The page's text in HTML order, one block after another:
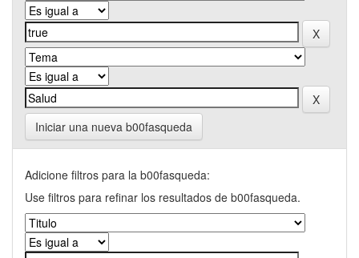
Iniciar una nueva b00fasqueda
Adicione filtros para la b00fasqueda:
Use filtros para refinar los resultados de b00fasqueda.